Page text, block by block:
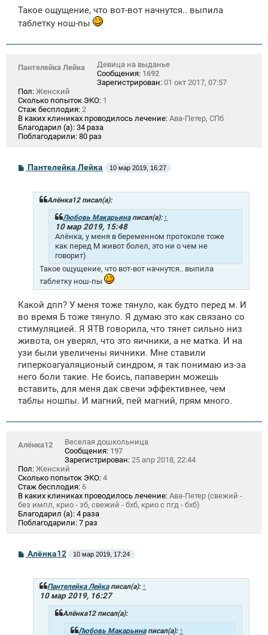
Такое ощущение, что вот-вот начнутся.. выпила
таблетку нош-пы
Пантелейка Лейка
Девица на выданье
Сообщения: 1692
Зарегистрирован: 01 окт 2017, 07:57
Пол: Женский
Сколько попыток ЭКО: 1
Стаж бесплодия: 2
В каких клиниках проводилось лечение: Ава-Петер, СПб
Благодарил (а): 34 раза
Поблагодарили: 80 раз
С
о
Пантелейка Лейка 10 мар 2019, 16:27
Алёнка12 писал(а):
Любовь Макарьинаписал(а): ↑
10 мар 2019, 15:48
Алёнка, у меня в беременном протоколе тоже
как перед М живот болел, это ни о чем не
говорит)
Такое ощущение, что вот-вот начнутся.. выпила
таблетку нош-пы
Какой дпп? У меня тоже тянуло, как будто перед м. И
во время Б тоже тянуло. Я думаю это как связано со
стимуляцией. Я ЯТВ говорила, что тянет сильно низ
живота, он уверял, что это яичники, а не матка. И на
узи были увеличены яичники. Мне ставили
гиперкоагуаляционый синдром, я так понимаю из-за
него боли такие. Не боись, папаверин можешь
вставить, для меня дак свечи эффективнее, чем
таблы ношпы. И магний, пей магний, прям много.
Алёнка12
Веселая дошкольница
Сообщения: 197
Зарегистрирован: 25 апр 2018, 22:44
Пол: Женский
Сколько попыток ЭКО: 4
Стаж бесплодия: 6
В каких клиниках проводилось лечение: Ава-Петер (свежий -
без импл, крио - зб, свежий - бхб, крио с пгд - бхб)
Благодарил (а): 4 раза
Поблагодарили: 7 раз
С
о
Алёнка12 10 мар 2019, 17:24
Пантелейка Лейкаписал(а): ↑
10 мар 2019, 16:27
Алёнка12 писал(а):
Любовь Макарьинаписал(а): ↑